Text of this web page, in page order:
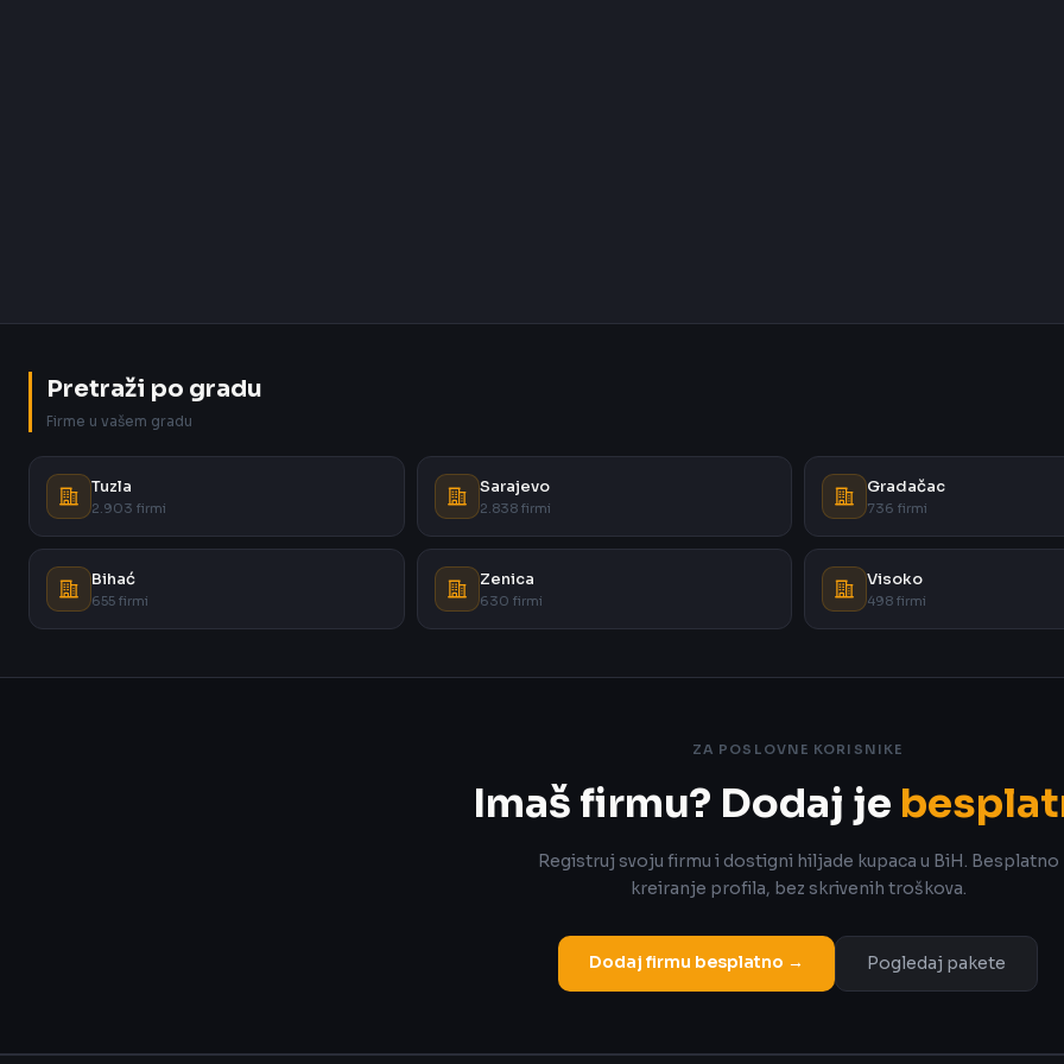
Pretraži po gradu
Firme u vašem gradu
Tuzla
2.903 firmi
Sarajevo
2.838 firmi
Gradačac
736 firmi
Bihać
655 firmi
Zenica
630 firmi
Visoko
498 firmi
ZA POSLOVNE KORISNIKE
Imaš firmu? Dodaj je
Registruj svoju firmu i dostigni hiljade kupaca u BiH. Besplatno
kreiranje profila, bez skrivenih troškova.
Dodaj firmu besplatno → Pogledaj pakete